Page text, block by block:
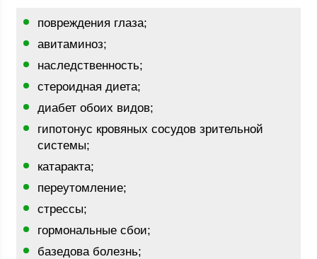
повреждения глаза;
авитаминоз;
наследственность;
стероидная диета;
диабет обоих видов;
гипотонус кровяных сосудов зрительной
системы;
катаракта;
переутомление;
стрессы;
гормональные сбои;
базедова болезнь;